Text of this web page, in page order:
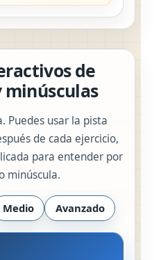
de
minúsculas
Puedes usar la pista
de cada ejercicio,
para entender por
minúscula.
Medio Avanzado